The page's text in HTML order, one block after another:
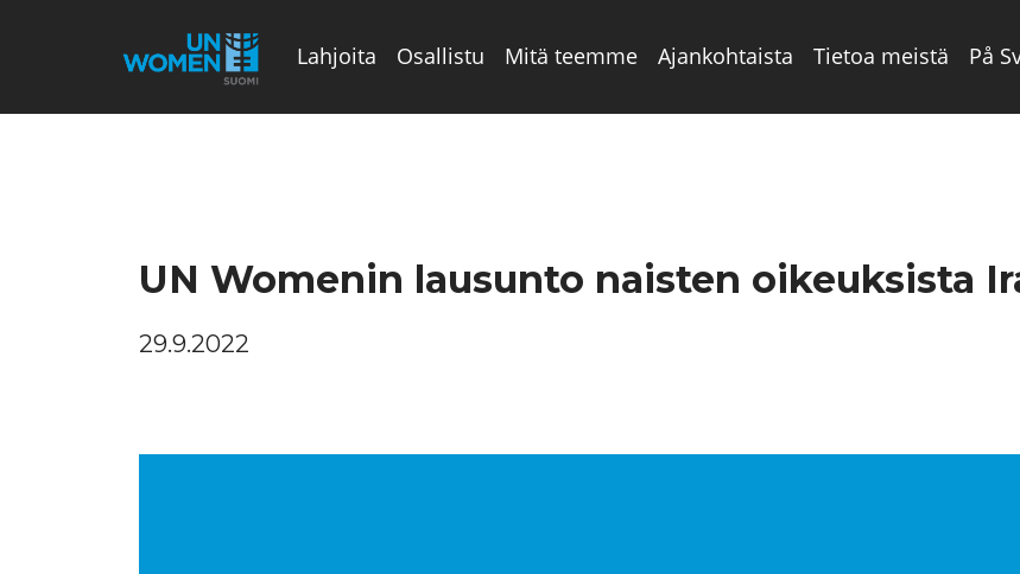
Lahjoita Osallistu Mitä teemme Ajankohtaista Tietoa meistä På
UN Womenin lausunto naisten oikeuksista
29.9.2022